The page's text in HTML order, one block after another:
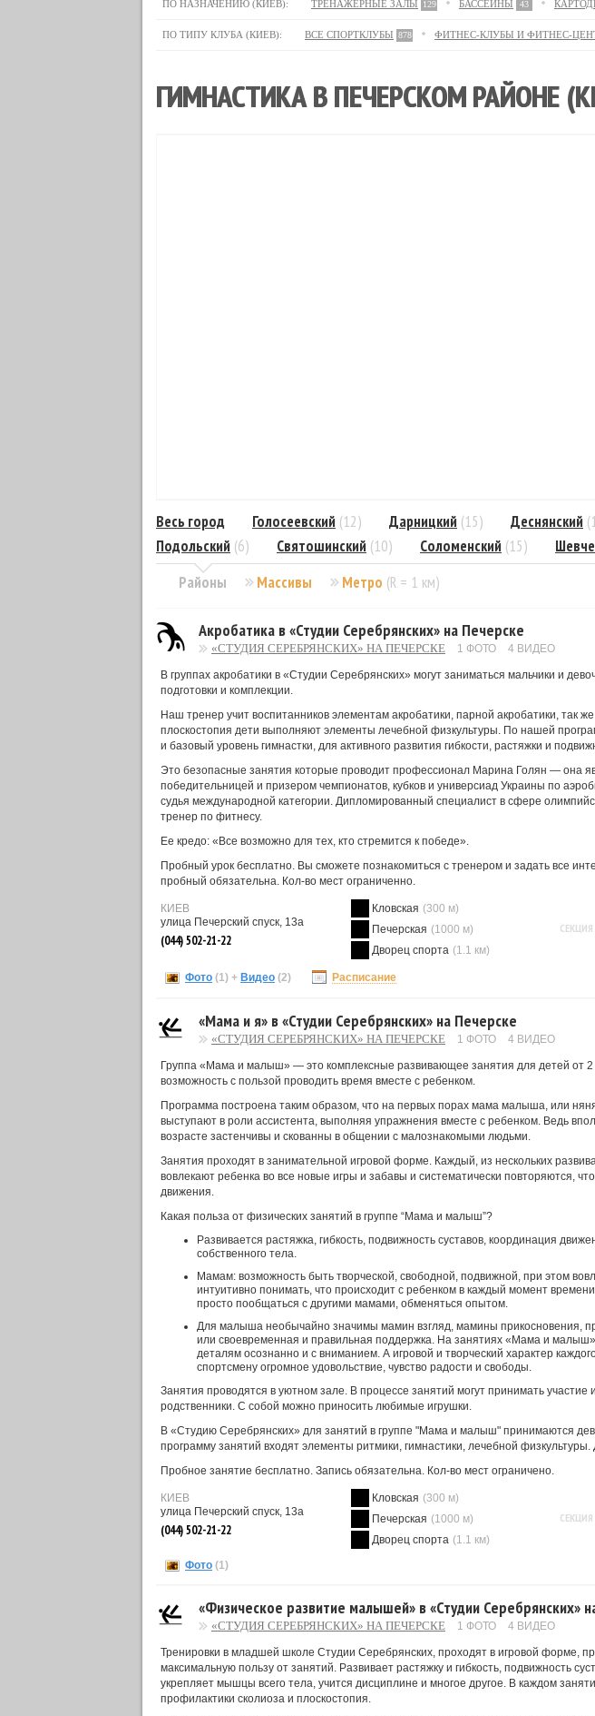
ПО НАЗНАЧЕНИЮ (КИЕВ): ТРЕНАЖЕРНЫЕ ЗАЛЫ 129 БАССЕЙНЫ 43
ПО ТИПУ КЛУБА (КИЕВ): ВСЕ СПОРТКЛУБЫ 878 ФИТНЕС-КЛУБЫ И ФИТНЕС-
ГИМНАСТИКА В ПЕЧЕРСКОМ РАЙОНЕ
Районы
Весь город Голосеевский (12) Дарницкий (15) Деснянский
Подольский (6) Святошинский (10) Соломенский (15)
Массивы
Метро (R = 1 км)
Акробатика в «Студии Серебрянских» на Печерске
«СТУДИЯ СЕРЕБРЯНСКИХ» НА ПЕЧЕРСКЕ 1 ФОТО 4 ВИДЕО
В группах акробатики в «Студии Серебрянских» могут заниматься мальчики и
подготовки и комплекции.
Наш тренер учит воспитанников элементам акробатики, парной акробатики, так
плоскостопия дети выполняют элементы лечебной физкультуры. По нашей
и базовый уровень гимнастки, для активного развития гибкости, растяжки и
Это безопасные занятия которые проводит профессионал Марина Голян — она
победительницей и призером чемпионатов, кубков и универсиад Украины по
судья международной категории. Дипломированный специалист в сфере
тренер по фитнесу.
Ее кредо: «Все возможно для тех, кто стремится к победе».
Пробный урок бесплатно. Вы сможете познакомиться с тренером и задать все
пробный обязательна. Кол-во мест ограниченно.
КИЕВ
улица Печерский спуск, 13а
(044) 502-21-22
Кловская (300 м)
Печерская (1000 м)
Дворец спорта (1.1 км)
Фото (1) + Видео (2) Расписание
«Мама и я» в «Студии Серебрянских» на Печерске
«СТУДИЯ СЕРЕБРЯНСКИХ» НА ПЕЧЕРСКЕ 1 ФОТО 4 ВИДЕО
Группа «Мама и малыш» — это комплексные развивающее занятия для детей от 2
возможность с пользой проводить время вместе с ребенком.
Программа построена таким образом, что на первых порах мама малыша, или
выступают в роли ассистента, выполняя упражнения вместе с ребенком. Ведь
возрасте застенчивы и скованны в общении с малознакомыми людьми.
Занятия проходят в занимательной игровой форме. Каждый, из нескольких
вовлекают ребенка во все новые игры и забавы и систематически повторяются,
движения.
Какая польза от физических занятий в группе “Мама и малыш”?
Развивается растяжка, гибкость, подвижность суставов, координация
собственного тела.
Мамам: возможность быть творческой, свободной, подвижной, при этом
интуитивно понимать, что происходит с ребенком в каждый момент
просто пообщаться с другими мамами, обменяться опытом.
Для малыша необычайно значимы мамин взгляд, мамины прикосновения,
или своевременная и правильная поддержка. На занятиях «Мама и малыш»
деталям осознанно и с вниманием. А игровой и творческий характер
спортсмену огромное удовольствие, чувство радости и свободы.
Занятия проводятся в уютном зале. В процессе занятий могут принимать участие
родственники. C собой можно приносить любимые игрушки.
В «Студию Серебрянских» для занятий в группе "Мама и малыш" принимаются
программу занятий входят элементы ритмики, гимнастики, лечебной
Пробное занятие бесплатно. Запись обязательна. Кол-во мест ограничено.
КИЕВ
улица Печерский спуск, 13а
(044) 502-21-22
Кловская (300 м)
Печерская (1000 м)
Дворец спорта (1.1 км)
Фото (1)
«Физическое развитие малышей» в «Студии Серебрянских»
«СТУДИЯ СЕРЕБРЯНСКИХ» НА ПЕЧЕРСКЕ 1 ФОТО 4 ВИДЕО
Тренировки в младшей школе Студии Серебрянских, проходят в игровой форме,
максимальную пользу от занятий. Развивает растяжку и гибкость, подвижность
укрепляет мышцы всего тела, учится дисциплине и многое другое. В каждом
профилактики сколиоза и плоскостопия.